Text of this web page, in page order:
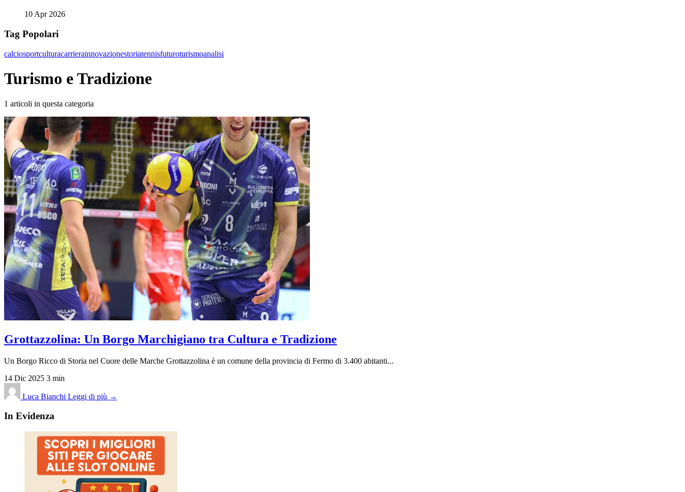
10 Apr 2026
Tag Popolari
calciosportculturacarrierainnovazionestoriatennisfuturoturismoanalisi
Turismo e Tradizione
1 articoli in questa categoria
Grottazzolina: Un Borgo Marchigiano tra Cultura e Tradizione
Un Borgo Ricco di Storia nel Cuore delle Marche Grottazzolina è un comune della provincia di Fermo di 3.400 abitanti...
14 Dic 2025 3 min
Luca Bianchi Leggi di più →
In Evidenza